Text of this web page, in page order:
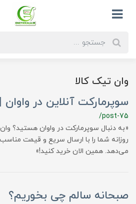
وان تیک کالا
سوپرمارکت آنلاین در
/post-75
«به دنبال سوپرمارکت در واوان هستید؟
روزانه شما را با ارسال سریع و قیمت
می‌دهد. همین الان خرید کنید!»
صبحانه سالم چی بخوریم؟